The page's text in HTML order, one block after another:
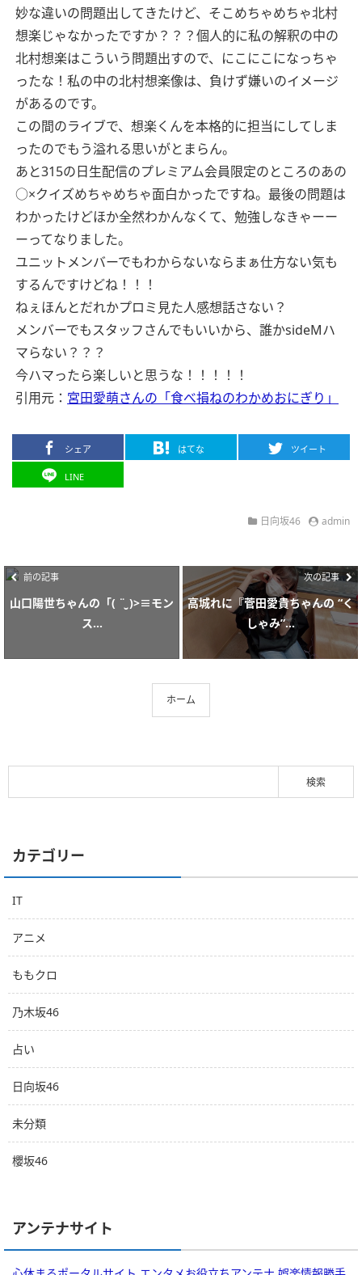
妙な違いの問題出してきたけど、そこめちゃめちゃ北村
想楽じゃなかったですか？？？個人的に私の解釈の中の
北村想楽はこういう問題出すので、にこにこになっちゃ
ったな！私の中の北村想楽像は、負けず嫌いのイメージ
があるのです。
この間のライブで、想楽くんを本格的に担当にしてしま
ったのでもう溢れる思いがとまらん。
あと315の日生配信のプレミアム会員限定のところのあの
○×クイズめちゃめちゃ面白かったですね。最後の問題は
わかったけどほか全然わかんなくて、勉強しなきゃーー
ーってなりました。
ユニットメンバーでもわからないならまぁ仕方ない気も
するんですけどね！！！
ねぇほんとだれかプロミ見た人感想話さない？
メンバーでもスタッフさんでもいいから、誰かsideMハ
マらない？？？
今ハマったら楽しいと思うな！！！！！
引用元： 宮田愛萌さんの「食べ損ねのわかめおにぎり」
シェア はてな ツイート
LINE
日向坂46 admin
前の記事
山口陽世ちゃんの「( ¨̮ )>≡モン
ス...
次の記事
高城れに『菅田愛貴ちゃんの “く
しゃみ”...
ホーム
カテゴリー
IT
アニメ
ももクロ
乃木坂46
占い
日向坂46
未分類
櫻坂46
アンテナサイト